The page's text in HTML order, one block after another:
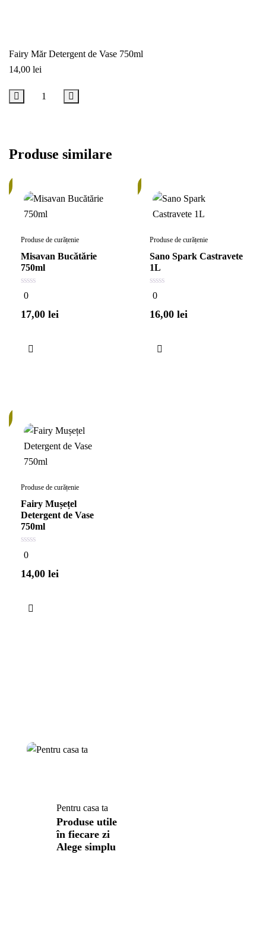
Fairy Măr Detergent de Vase 750ml
14,00 lei
Produse similare
Produse de curățenie
Misavan Bucătărie
750ml
0
din
0
17,00 lei
Produse de curățenie
Sano Spark Castravete
1L
0
din
0
16,00lei
Produse de curățenie
Fairy Mușețel
Detergent de Vase
750ml
0
din
0
14,00 lei
Pentru casa ta
Produse utile
în fiecare zi
Alege simplu